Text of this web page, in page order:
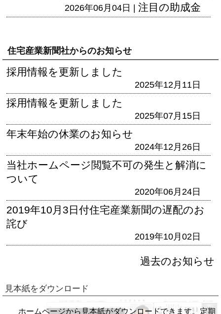
2026年06月04日 | 注目の助成金
住宅産業新聞社からのお知らせ
採用情報を更新しました
2025年12月11日
採用情報を更新しました
2025年07月15日
年末年始の休業のお知らせ
2024年12月26日
当社ホームページ閲覧不可の発生と解消に
ついて
2020年06月24日
2019年10月3日付住宅産業新聞の遅配のお
詫び
2019年10月02日
過去のお知らせ
見本紙をダウンロード
ホームページから見本紙がダウンロードできます。定期